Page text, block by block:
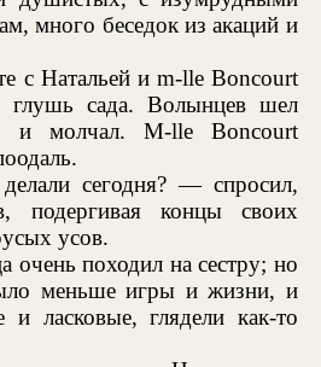
много беседок из акаций и
с Натальей и m-lle Boncourt
глушь сада. Волынцев шел
и молчал. M-lle Boncourt
сегодня? — спросил,
подергивая концы своих
усов.
очень походил на сестру; но
меньше игры и жизни, и
и ласковые, глядели как-то